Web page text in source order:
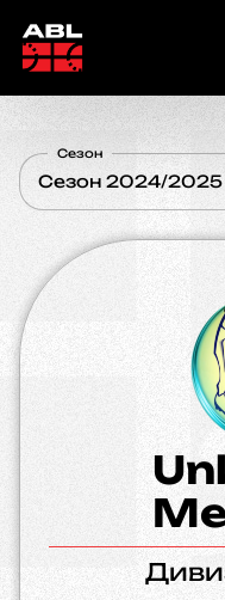
Сезон 2024/2025
Сезон